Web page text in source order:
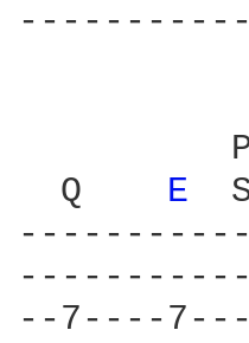
  Q
E
--7----